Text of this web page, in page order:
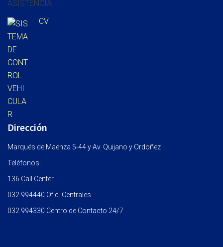
ASISTENCIA
CV
Dirección
Marqués de Maenza 5-44 y Av. Quijano y Ordoñez
Teléfonos:
136 Call Center
032 994440 Ofic. Centrales
032 994330 Centro de Contacto 24/7